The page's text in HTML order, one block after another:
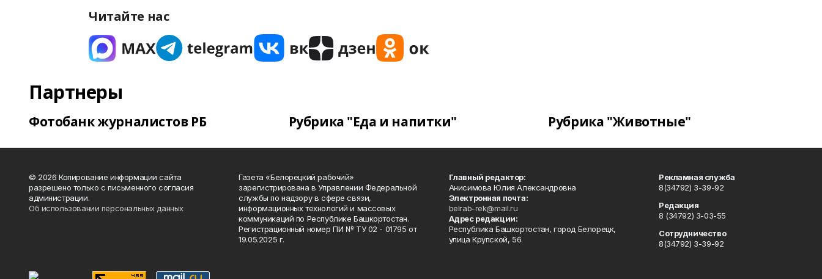
Читайте нас
Партнеры
Фотобанк журналистов РБ Рубрика "Еда и напитки" Рубрика "Животные"
© 2026 Копирование информации сайта
разрешено только с письменного согласия
администрации.
Об использовании персональных данных
Газета «Белорецкий рабочий»
зарегистрирована в Управлении Федеральной
службы по надзору в сфере связи,
информационных технологий и массовых
коммуникаций по Республике Башкортостан.
Регистрационный номер ПИ № ТУ 02 - 01795 от
19.05.2025 г.
Главный редактор:
Анисимова Юлия Александровна
Электронная почта:
belrab-rek@mail.ru
Адрес редакции:
Республика Башкортостан, город Белорецк,
улица Крупской, 56.
Рекламная служба
8(34792) 3-39-92
Редакция
8 (34792) 3-03-55
Сотрудничество
8(34792) 3-39-92